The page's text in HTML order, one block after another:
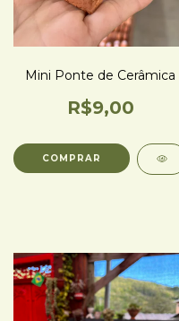
Mini Ponte de Cerâmica
R$9,00